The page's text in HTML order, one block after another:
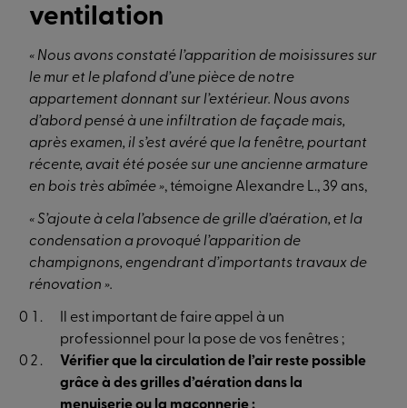
ventilation
« Nous avons constaté l’apparition de moisissures sur
le mur et le plafond d’une pièce de notre
appartement donnant sur l’extérieur. Nous avons
d’abord pensé à une infiltration de façade mais,
après examen, il s’est avéré que la fenêtre, pourtant
récente, avait été posée sur une ancienne armature
en bois très abîmée », témoigne Alexandre L., 39 ans,
« S’ajoute à cela l’absence de grille d’aération, et la
condensation a provoqué l’apparition de
champignons, engendrant d’importants travaux de
rénovation ».
Il est important de faire appel à un
professionnel pour la pose de vos fenêtres ;
Vérifier que la circulation de l’air reste possible
grâce à des grilles d’aération dans la